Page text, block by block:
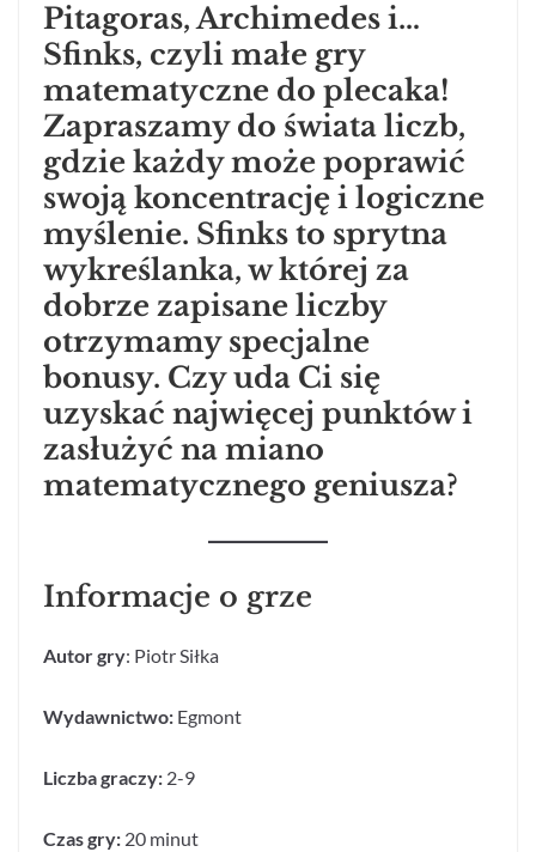
Pitagoras, Archimedes i…
Sfinks, czyli małe gry
matematyczne do plecaka!
Zapraszamy do świata liczb,
gdzie każdy może poprawić
swoją koncentrację i logiczne
myślenie. Sfinks to sprytna
wykreślanka, w której za
dobrze zapisane liczby
otrzymamy specjalne
bonusy. Czy uda Ci się
uzyskać najwięcej punktów i
zasłużyć na miano
matematycznego geniusza?
Informacje o grze
Autor gry: Piotr Siłka
Wydawnictwo: Egmont
Liczba graczy: 2-9
Czas gry: 20 minut